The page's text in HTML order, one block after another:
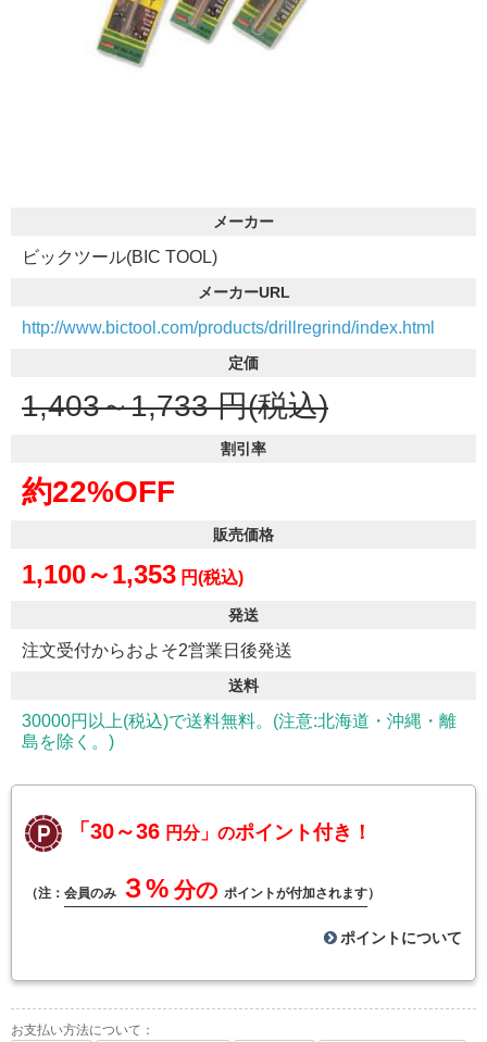
メーカー
ビックツール(BIC TOOL)
メーカーURL
http://www.bictool.com/products/drillregrind/index.html
定価
1,403～1,733 円(税込)
割引率
約22%OFF
販売価格
1,100～1,353 円(税込)
発送
注文受付からおよそ2営業日後発送
送料
30000円以上(税込)で送料無料。(注意:北海道・沖縄・離
島を除く。)
「30～36 円分」のポイント付き！
（注： 会員のみ ３% 分の ポイントが付加されます）
ポイントについて
お支払い方法について：